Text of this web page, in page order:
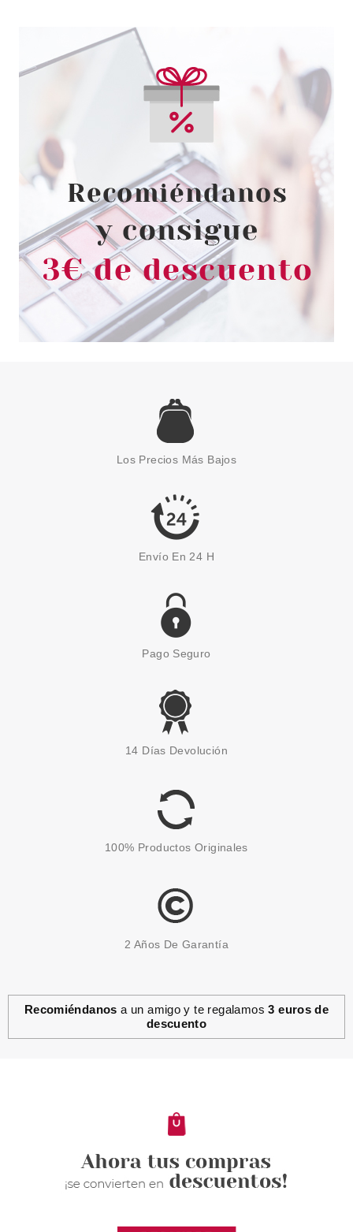
BALDESSARINI
BALDESSARINI COOL FORCE
GEL DUCHA 200ML
Pvr 22.20€
-47%
desde
11.75€
CAROLINA HERRERA
CAROLINA HERRERA BAD BOY
DEO VAPO 100 ML
21.99€
PACO RABANNE
DEO VAPO 150 ML
19.95€
NINA RICCI
27.95€
Los Precios Más Bajos
Envío En 24 H
Pago Seguro
14 Días Devolución
100% Productos Originales
2 Años De Garantía
Recomiéndanos a un amigo y te regalamos3 euros de
descuento